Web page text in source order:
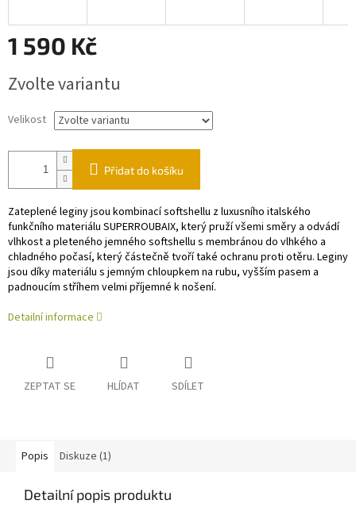
1 590 Kč
cena:
Zvolte variantu
Velikost
Přidat do košíku
Zateplené leginy jsou kombinací softshellu z luxusního italského
funkčního materiálu SUPERROUBAIX, který pruží všemi směry a odvádí
vlhkost a pleteného jemného softshellu s membránou do vlhkého a
chladného počasí, který částečně tvoří také ochranu proti otěru. Leginy
jsou díky materiálu s jemným chloupkem na rubu, vyšším pasem a
padnoucím stříhem velmi příjemné k nošení.
Detailní informace
ZEPTAT SE HLÍDAT SDÍLET
Popis Diskuze (1)
Detailní popis produktu